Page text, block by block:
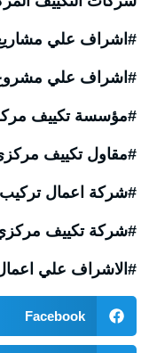
#اشراف علي مشاريع
#اشراف علي
#مؤسسة تكييف
#مقاول تكييف
#شركة اعمال
#شركة تكييف
#الاشراف علي
Facebook